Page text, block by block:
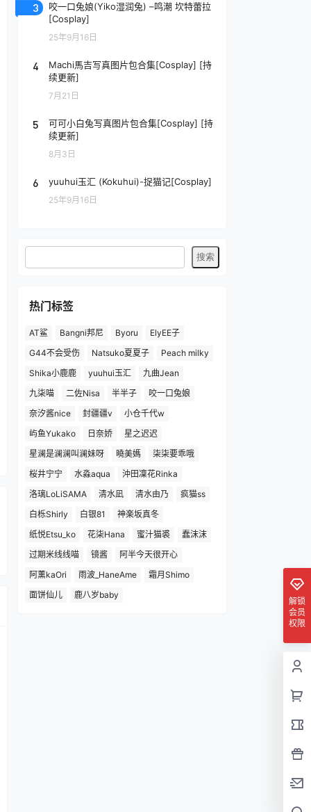
3
咬一口兔娘(Yiko湿润兔) –鸣潮 坎特蕾拉
[Cosplay]
25年9月16日
4
Machi馬吉写真图片包合集[Cosplay] [持
续更新]
7月21日
5
可可小白兔写真图片包合集[Cosplay] [持
续更新]
8月3日
6 yuuhui玉汇 (Kokuhui)-捉猫记[Cosplay]
25年9月16日
热门标签
AT鲨 Bangni邦尼 Byoru
ElyEE子
G44不会受伤
Natsuko夏夏子
Peach milky
Shika小鹿鹿
yuuhui玉汇
九曲Jean
九柒喵
二佐Nisa 半半子
咬一口兔娘
奈汐酱nice
封疆疆v
小仓千代w
屿鱼Yukako
日奈娇
星之迟迟
星澜是澜澜叫澜妹呀
曉美媽
柒柒要乖哦
桜井宁宁
水淼aqua
沖田凜花Rinka
洛璃LoLiSAMA
清水凪 清水由乃
疯猫ss
白栎Shirly
白银81
神楽坂真冬
纸悦Etsu_ko
花柒Hana 蜜汁猫裘
蠢沫沫
过期米线线喵
镜酱
阿半今天很开心
阿薰kaOri
雨波_HaneAme
霜月Shimo
面饼仙儿
鹿八岁baby
解锁
会员
权限